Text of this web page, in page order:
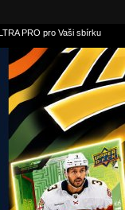
PRO pro Vaši sbírku